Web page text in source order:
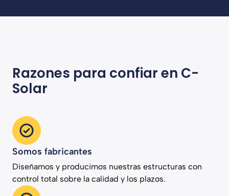
Razones para confiar en C-
Solar
Somos fabricantes
Diseñamos y producimos nuestras estructuras con
control total sobre la calidad y los plazos.